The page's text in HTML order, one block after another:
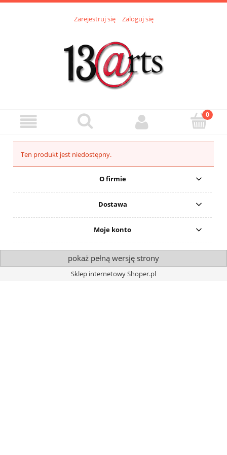
Zarejestruj się Zaloguj się
Ten produkt jest niedostępny.
O firmie
Dostawa
Moje konto
pokaż pełną wersję strony
Sklep internetowy Shoper.pl